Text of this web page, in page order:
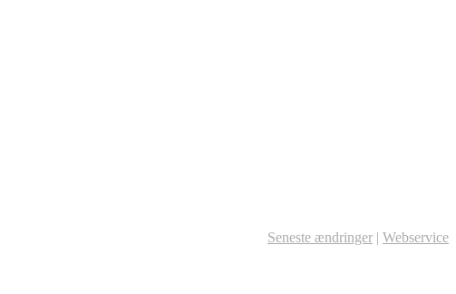
Seneste ændringer | Webservice